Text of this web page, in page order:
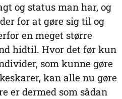
og status man har, og
for at gøre sig til og
en meget større
hidtil. Hvor det før kun
som kunne gøre
kan alle nu gøre
er dermed som sådan